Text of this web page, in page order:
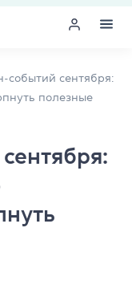
событий сентября:
полезные